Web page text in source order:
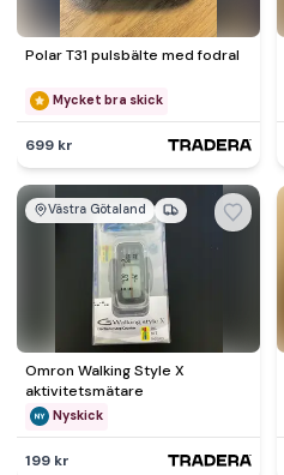
Polar T31 pulsbälte med fodral
Mycket bra skick
699 kr
Västra Götaland
Omron Walking Style X
aktivitetsmätare
Nyskick
199 kr